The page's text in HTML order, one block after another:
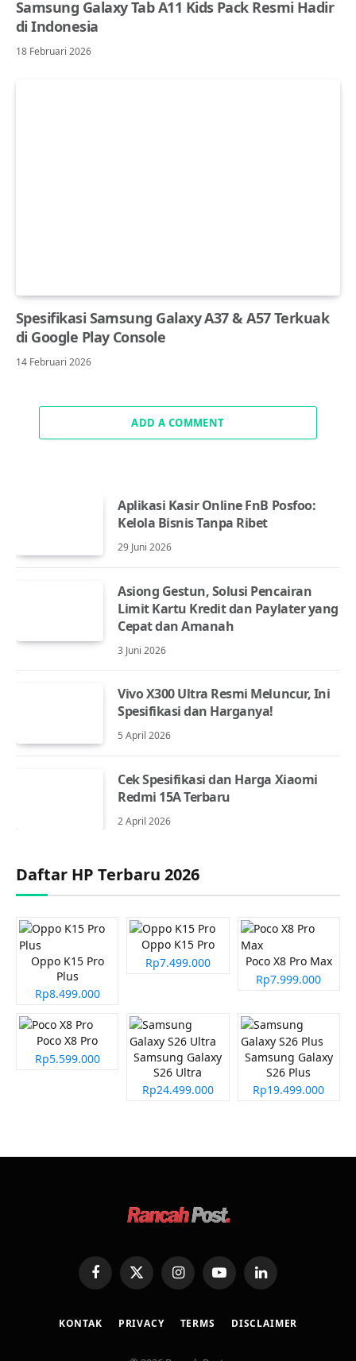
Samsung Galaxy Tab A11 Kids Pack Resmi Hadir
di Indonesia
18 Februari 2026
Spesifikasi Samsung Galaxy A37 & A57 Terkuak
di Google Play Console
14 Februari 2026
ADD A COMMENT
Aplikasi Kasir Online FnB Posfoo:
Kelola Bisnis Tanpa Ribet
29 Juni 2026
Asiong Gestun, Solusi Pencairan
Limit Kartu Kredit dan Paylater yang
Cepat dan Amanah
3 Juni 2026
Vivo X300 Ultra Resmi Meluncur, Ini
Spesifikasi dan Harganya!
5 April 2026
Cek Spesifikasi dan Harga Xiaomi
Redmi 15A Terbaru
2 April 2026
Daftar HP Terbaru 2026
Oppo K15 Pro
Plus
Rp8.499.000
Oppo K15 Pro
Rp7.499.000
Poco X8 Pro Max
Rp7.999.000
Poco X8 Pro
Rp5.599.000
Samsung Galaxy
S26 Ultra
Rp24.499.000
Samsung Galaxy
S26 Plus
Rp19.499.000
FacebookX
(Twitter)
InstagramYouTubeLinkedIn
KONTAK PRIVACY TERMS DISCLAIMER